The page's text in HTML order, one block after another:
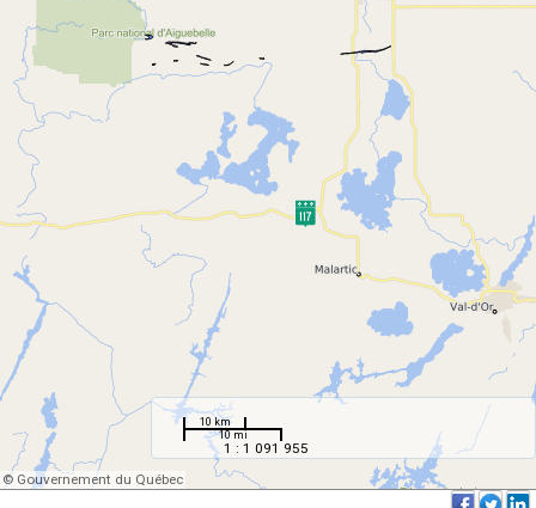
10 km
10 mi
1 : 1 091 955
© Gouvernement du Québec